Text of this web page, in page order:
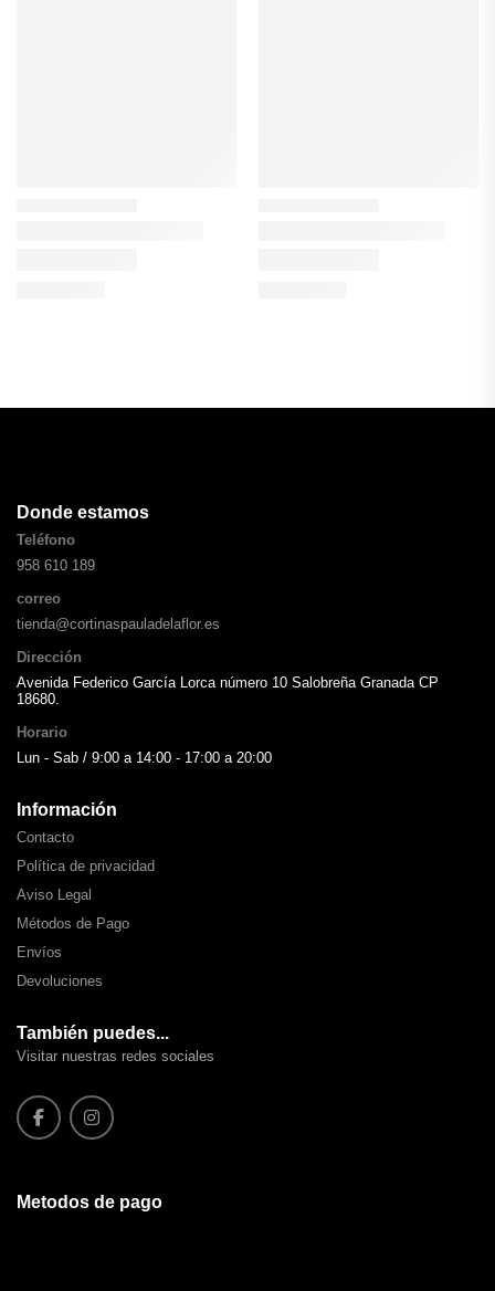
Donde estamos
Teléfono
958 610 189
correo
tienda@cortinaspauladelaflor.es
Dirección
Avenida Federico García Lorca número 10 Salobreña Granada CP
18680.
Horario
Lun - Sab / 9:00 a 14:00 - 17:00 a 20:00
Información
Contacto
Política de privacidad
Aviso Legal
Métodos de Pago
Envíos
Devoluciones
También puedes...
Visitar nuestras redes sociales
Metodos de pago